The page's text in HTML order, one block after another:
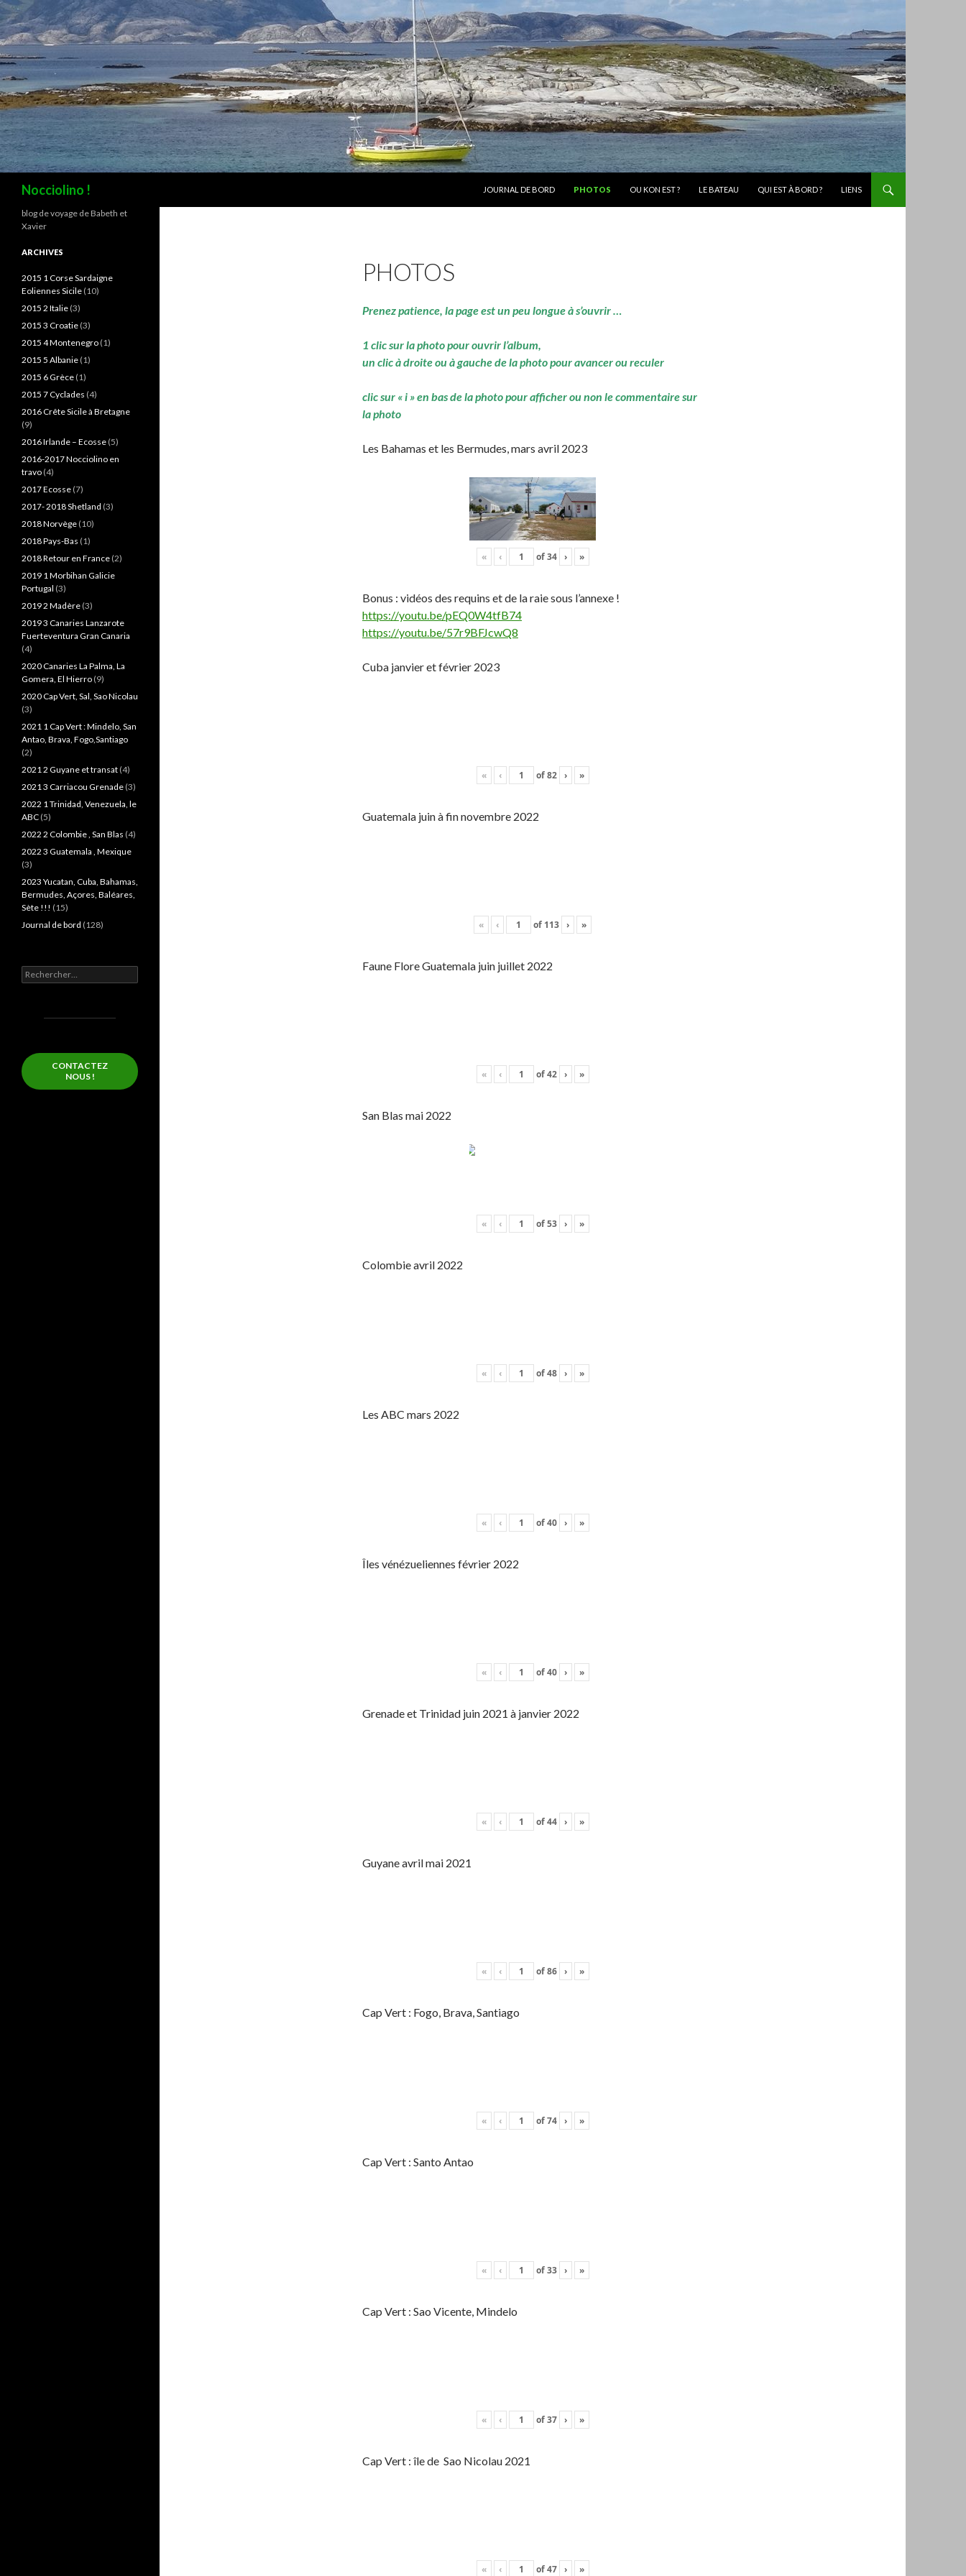
Nocciolino !
JOURNAL DE BORD
PHOTOS OU KON EST ? LE BATEAU QUI EST À BORD ? LIENS
PHOTOS
Prenez patience, la page est un peu longue à s’ouvrir …
1 clic sur la photo pour ouvrir l’album,
un clic à droite ou à gauche de la photo pour avancer ou reculer
clic sur « i » en bas de la photo pour afficher ou non le commentaire sur
la photo
Les Bahamas et les Bermudes, mars avril 2023
« ‹ of34 › »
Bonus : vidéos des requins et de la raie sous l’annexe !
https://youtu.be/pEQ0W4tfB74
https://youtu.be/57r9BFJcwQ8
Cuba janvier et février 2023
« ‹ of82 › »
Guatemala juin à fin novembre 2022
« ‹ of 113 › »
Faune Flore Guatemala juin juillet 2022
« ‹ of42 › »
San Blas mai 2022
« ‹ of53 › »
Colombie avril 2022
« ‹ of48 › »
Les ABC mars 2022
« ‹ of40 › »
Îles vénézueliennes février 2022
« ‹ of40 › »
Grenade et Trinidad juin 2021 à janvier 2022
« ‹ of44 › »
Guyane avril mai 2021
« ‹ of86 › »
Cap Vert : Fogo, Brava, Santiago
« ‹ of74 › »
Cap Vert : Santo Antao
« ‹ of33 › »
Cap Vert : Sao Vicente, Mindelo
« ‹ of37 › »
Cap Vert : île de Sao Nicolau 2021
« ‹ of47 › »
blog de voyage de Babeth et
Xavier
ARCHIVES
2015 1 Corse Sardaigne
Eoliennes Sicile (10)
2015 2 Italie (3)
2015 3 Croatie (3)
2015 4 Montenegro (1)
2015 5 Albanie (1)
2015 6 Grèce (1)
2015 7 Cyclades (4)
2016 Crête Sicile à Bretagne
(9)
2016 Irlande – Ecosse (5)
2016-2017 Nocciolino en
travo (4)
2017 Ecosse (7)
2017- 2018 Shetland (3)
2018 Norvège (10)
2018 Pays-Bas (1)
2018 Retour en France (2)
2019 1 Morbihan Galicie
Portugal (3)
2019 2 Madère (3)
2019 3 Canaries Lanzarote
Fuerteventura Gran Canaria
(4)
2020 Canaries La Palma, La
Gomera, El Hierro (9)
2020 Cap Vert, Sal, Sao Nicolau
(3)
2021 1 Cap Vert : Mindelo, San
Antao, Brava, Fogo,Santiago
(2)
2021 2 Guyane et transat (4)
2021 3 Carriacou Grenade (3)
2022 1 Trinidad, Venezuela, le
ABC (5)
2022 2 Colombie , San Blas (4)
2022 3 Guatemala , Mexique
(3)
2023 Yucatan, Cuba, Bahamas,
Bermudes, Açores, Baléares,
Sète !!! (15)
Journal de bord (128)
Rechercher :
CONTACTEZ
NOUS !